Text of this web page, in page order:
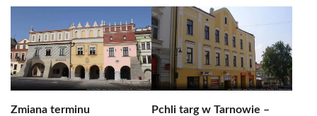
Zmiana terminu
Pchli targ w Tarnowie –